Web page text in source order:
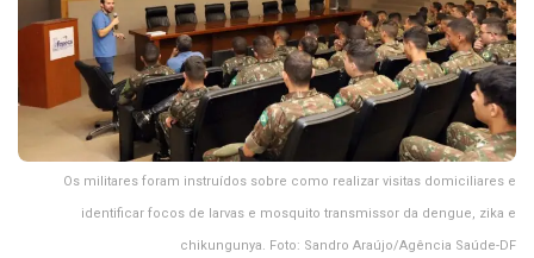
Os militares foram instruídos sobre como realizar visitas domiciliares e
identificar focos de larvas e mosquito transmissor da dengue, zika e
chikungunya. Foto: Sandro Araújo/Agência Saúde-DF